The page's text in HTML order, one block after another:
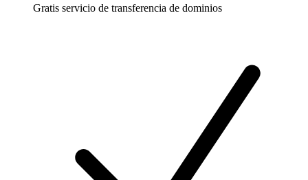
Gratis servicio de transferencia de dominios